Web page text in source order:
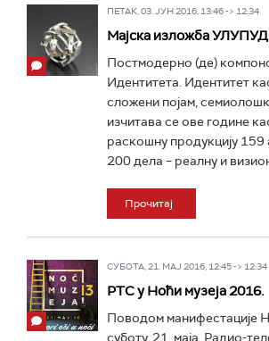
ПЕТАК, 03. ЈУН 2016, 13:46 -> 12:34
Мајска изложба
Постмодерно (де)
Идентитета. Идентитет
сложени појам,
изчитава се ове године
раскошну продукцију 159
200 дела – реалну и
Прочитај
СУБОТА, 21. МАЈ 2016, 12:45 -> 12:34
РТС у Ноћи музеја 2016.
Поводом манифестације
суботу, 21. маја, Радио-